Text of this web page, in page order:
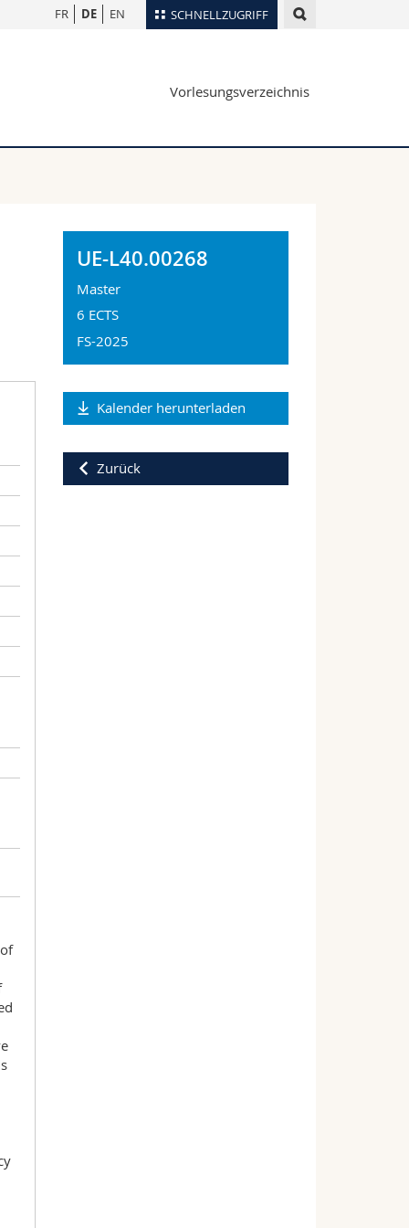
SCHNELLZUGRIFF
Ortsplan
Webmail
FR DE EN
Vorlesungsverzeichnis
UE-L40.00268
Master
6 ECTS
FS-2025
Kalender herunterladen
Zurück